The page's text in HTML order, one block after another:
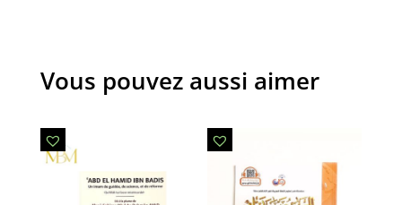
Vous pouvez aussi aimer